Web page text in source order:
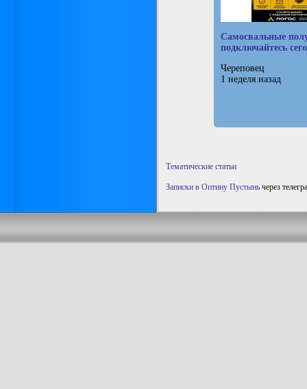
Самосвальные
подключайтесь
Череповец
1 неделя назад
Тематические статьи
Записки в Оптину Пустынь через